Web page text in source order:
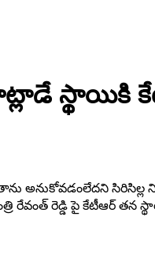
అనుకోవడంలేదని సిరిసిల్ల
రెడ్డి పై కేటీఆర్ తన